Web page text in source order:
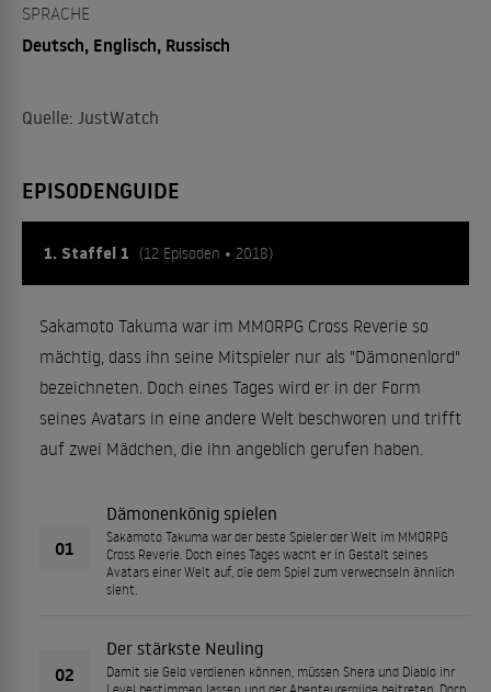
SPRACHE
Deutsch, Englisch, Russisch
Quelle: JustWatch
EPISODENGUIDE
1. Staffel 1 (12 Episoden • 2018)
Sakamoto Takuma war im MMORPG Cross Reverie so
mächtig, dass ihn seine Mitspieler nur als "Dämonenlord"
bezeichneten. Doch eines Tages wird er in der Form
seines Avatars in eine andere Welt beschworen und trifft
auf zwei Mädchen, die ihn angeblich gerufen haben.
01
Dämonenkönig spielen
Sakamoto Takuma war der beste Spieler der Welt im MMORPG
Cross Reverie. Doch eines Tages wacht er in Gestalt seines
Avatars einer Welt auf, die dem Spiel zum verwechseln ähnlich
sieht.
02
Der stärkste Neuling
Damit sie Geld verdienen können, müssen Shera und Diablo ihr